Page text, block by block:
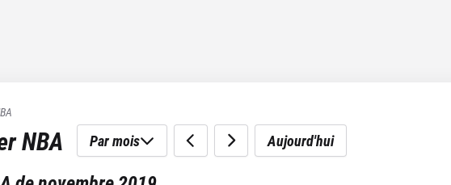
NBA Par mois Aujourd'hui